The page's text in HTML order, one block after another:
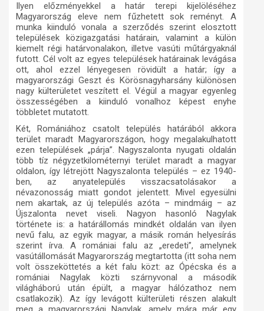
Ilyen előzményekkel a határ terepi kijelöléséhez
Magyarország eleve nem fűzhetett sok reményt. A
munka kiinduló vonala a szerződés szerint elosztott
települések közigazgatási határain, valamint a külön
kiemelt régi határvonalakon, illetve vasúti műtárgyaknál
futott. Cél volt az egyes települések határainak levágása
ott, ahol ezzel lényegesen rövidült a határ; így a
magyarországi Geszt és Körösnagyharsány különösen
nagy külterületet veszített el. Végül a magyar egyenleg
összességében a kiinduló vonalhoz képest enyhe
többletet mutatott.
Két, Romániához csatolt település határából akkora
terület maradt Magyarországon, hogy megalakulhatott
ezen települések „párja”. Nagyszalonta nyugati oldalán
több tíz négyzetkilométernyi terület maradt a magyar
oldalon, így létrejött Nagyszalonta település – ez 1940-
ben, az anyatelepülés visszacsatolásakor a
névazonosság miatt gondot jelentett. Mivel egyesülni
nem akartak, az új település azóta – mindmáig – az
Újszalonta nevet viseli. Nagyon hasonló Nagylak
története is: a határállomás mindkét oldalán van ilyen
nevű falu, az egyik magyar, a másik román helyesírás
szerint írva. A romániai falu az „eredeti”, amelynek
vasútállomását Magyarország megtartotta (itt soha nem
volt összeköttetés a két falu közt: az Ópécska és a
romániai Nagylak közti szárnyvonal a második
világháború után épült, a magyar hálózathoz nem
csatlakozik). Az így levágott külterületi részen alakult